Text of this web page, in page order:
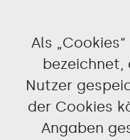
Als
bezeichnet,
Nutzer
der Cookies
Angaben